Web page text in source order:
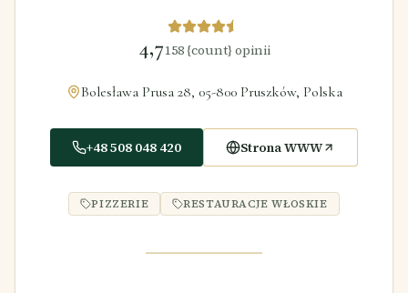
4,7158 {count} opinii
Bolesława Prusa 28, 05-800 Pruszków, Polska
+48 508 048 420 Strona WWW
PIZZERIE RESTAURACJE WŁOSKIE